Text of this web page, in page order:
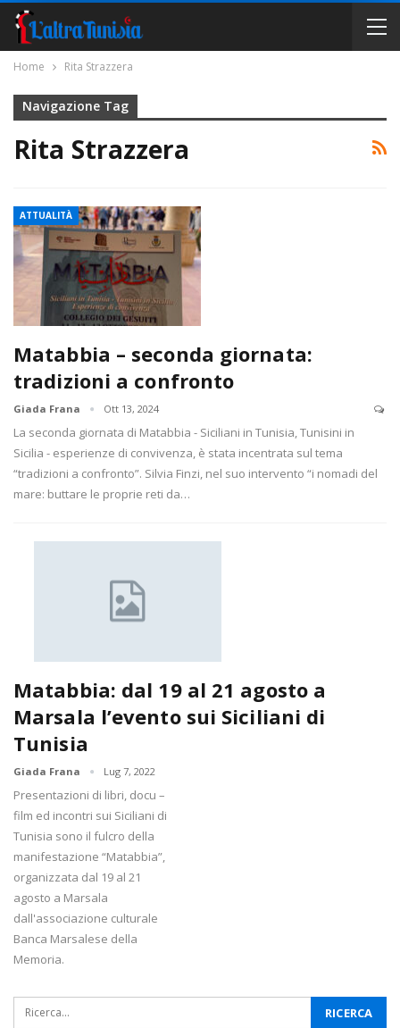
Home Rita Strazzera
Navigazione Tag
Rita Strazzera
ATTUALITÀ
Matabbia – seconda giornata:
tradizioni a confronto
Giada Frana Ott 13, 2024
La seconda giornata di Matabbia - Siciliani in Tunisia, Tunisini in
Sicilia - esperienze di convivenza, è stata incentrata sul tema
“tradizioni a confronto”. Silvia Finzi, nel suo intervento “i nomadi del
mare: buttare le proprie reti da…
Matabbia: dal 19 al 21 agosto a
Marsala l’evento sui Siciliani di
Tunisia
Giada Frana Lug 7, 2022
Presentazioni di libri, docu –
film ed incontri sui Siciliani di
Tunisia sono il fulcro della
manifestazione “Matabbia”,
organizzata dal 19 al 21
agosto a Marsala
dall'associazione culturale
Banca Marsalese della
Memoria.